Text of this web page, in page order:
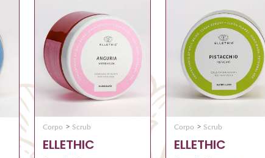
Corpo > Scrub
ELLETHIC
Corpo > Scrub
ELLETHIC